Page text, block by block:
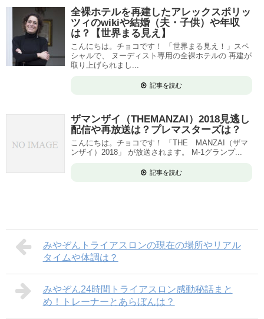
全裸ホテルを再建したアレックスポリッ
ツィのwikiや結婚（夫・子供）や年収
は？【世界まる見え】
こんにちは。チョコです！ 「世界まる見え！」スペ
シャルで、 ヌーディスト専用の全裸ホテルの 再建が
取り上げられまし...
記事を読む
ザマンザイ（THEMANZAI）2018見逃し
配信や再放送は？プレマスターズは？
こんにちは。チョコです！ 「THE MANZAI（ザマ
ンザイ）2018」 が放送されます。 M-1グランプ...
記事を読む
みやぞんトライアスロンの現在の場所やリアル
タイムや体調は？
みやぞん24時間トライアスロン感動秘話まと
め！トレーナーとあらぼんは？